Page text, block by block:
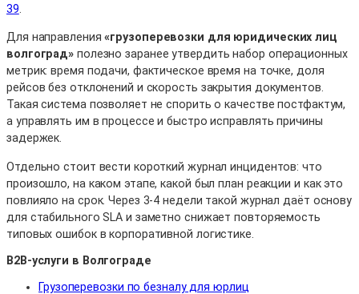
39
Для направления«грузоперевозки для юридических лиц
волгоград» полезно заранее утвердить набор операционных
метрик: время подачи, фактическое время на точке, доля
рейсов без отклонений и скорость закрытия документов.
Такая система позволяет не спорить о качестве постфактум,
а управлять им в процессе и быстро исправлять причины
задержек.
Отдельно стоит вести короткий журнал инцидентов: что
произошло, на каком этапе, какой был план реакции и как это
повлияло на срок. Через 3-4 недели такой журнал даёт основу
для стабильного SLA и заметно снижает повторяемость
типовых ошибок в корпоративной логистике.
B2B-услуги в Волгограде
Грузоперевозки по безналу для юрлиц